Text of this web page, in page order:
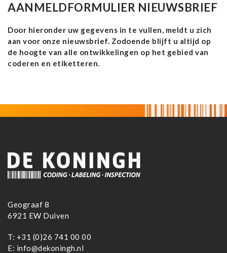
AANMELDFORMULIER NIEUWSBRIEF
Door hieronder uw gegevens in te vullen, meldt u zich
aan voor onze nieuwsbrief. Zodoende blijft u altijd op
de hoogte van alle ontwikkelingen op het gebied van
coderen en etiketteren.
Geograaf 8
6921 EW Duiven
T: +31 (0)26 741 00 00
E: info@dekoningh.nl